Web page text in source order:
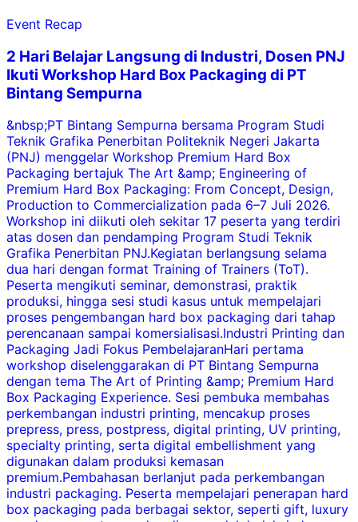
Event Recap
2 Hari Belajar Langsung di Industri, Dosen PNJ
Ikuti Workshop Hard Box Packaging di PT
Bintang Sempurna
&nbsp;PT Bintang Sempurna bersama Program Studi
Teknik Grafika Penerbitan Politeknik Negeri Jakarta
(PNJ) menggelar Workshop Premium Hard Box
Packaging bertajuk The Art &amp; Engineering of
Premium Hard Box Packaging: From Concept, Design,
Production to Commercialization pada 6–7 Juli 2026.
Workshop ini diikuti oleh sekitar 17 peserta yang terdiri
atas dosen dan pendamping Program Studi Teknik
Grafika Penerbitan PNJ.Kegiatan berlangsung selama
dua hari dengan format Training of Trainers (ToT).
Peserta mengikuti seminar, demonstrasi, praktik
produksi, hingga sesi studi kasus untuk mempelajari
proses pengembangan hard box packaging dari tahap
perencanaan sampai komersialisasi.Industri Printing dan
Packaging Jadi Fokus PembelajaranHari pertama
workshop diselenggarakan di PT Bintang Sempurna
dengan tema The Art of Printing &amp; Premium Hard
Box Packaging Experience. Sesi pembuka membahas
perkembangan industri printing, mencakup proses
prepress, press, postpress, digital printing, UV printing,
specialty printing, serta digital embellishment yang
digunakan dalam produksi kemasan
premium.Pembahasan berlanjut pada perkembangan
industri packaging. Peserta mempelajari penerapan hard
box packaging pada berbagai sektor, seperti gift, luxury